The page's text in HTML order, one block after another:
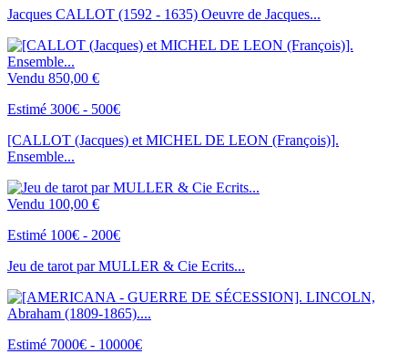
Jacques CALLOT (1592 - 1635) Oeuvre de Jacques...
Vendu 850,00 €
Estimé 300€ - 500€
[CALLOT (Jacques) et MICHEL DE LEON (François)].
Ensemble...
Vendu 100,00 €
Estimé 100€ - 200€
Jeu de tarot par MULLER & Cie Ecrits...
Estimé 7000€ - 10000€